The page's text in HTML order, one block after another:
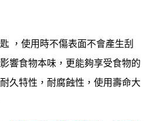
，使用時不傷表面不會產生刮
響食物本味，更能夠享受食物的
久特性，耐腐蝕性，使用壽命大